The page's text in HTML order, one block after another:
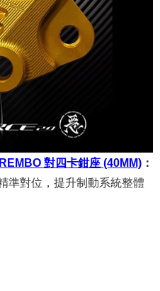
對四卡鉗座 (40MM) ：
準對位，提升制動系統整體